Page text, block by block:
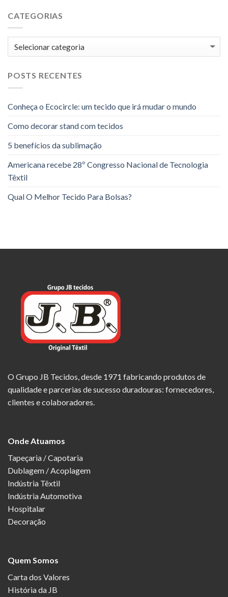
CATEGORIAS
Categorias
POSTS RECENTES
Conheça o Ecocircle: um tecido que irá mudar o mundo
Como decorar stand com tecidos
5 benefícios da sublimação
Americana recebe 28º Congresso Nacional de Tecnologia
Têxtil
Qual O Melhor Tecido Para Bolsas?
O Grupo JB Tecidos, desde 1971 fabricando produtos de
qualidade e parcerias de sucesso duradouras: fornecedores,
clientes e colaboradores.
Onde Atuamos
Tapeçaria / Capotaria
Dublagem / Acoplagem
Indústria Têxtil
Indústria Automotiva
Hospitalar
Decoração
Quem Somos
Carta dos Valores
História da JB